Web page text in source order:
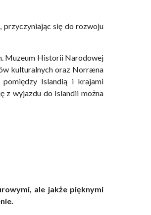
przyczyniając się do rozwoju
Muzeum Historii Narodowej
kulturalnych oraz Norræna
Islandią i krajami
z wyjazdu do Islandii można
ale jakże pięknymi